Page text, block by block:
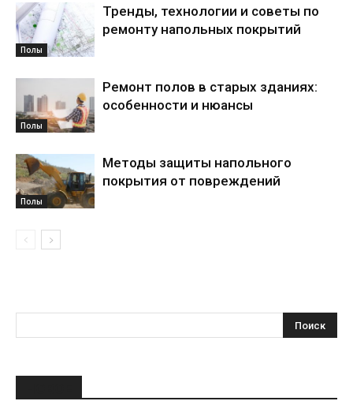
Полы
Тренды, технологии и советы по
ремонту напольных покрытий
Полы
Ремонт полов в старых зданиях:
особенности и нюансы
Полы
Методы защиты напольного
покрытия от повреждений